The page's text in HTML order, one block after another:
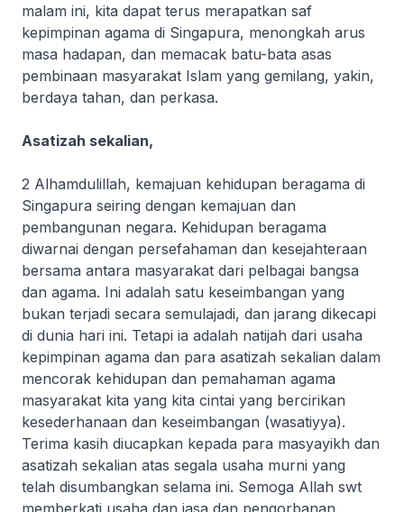
malam ini, kita dapat terus merapatkan saf
kepimpinan agama di Singapura, menongkah arus
masa hadapan, dan memacak batu-bata asas
pembinaan masyarakat Islam yang gemilang, yakin,
berdaya tahan, dan perkasa.
Asatizah sekalian,
2 Alhamdulillah, kemajuan kehidupan beragama di
Singapura seiring dengan kemajuan dan
pembangunan negara. Kehidupan beragama
diwarnai dengan persefahaman dan kesejahteraan
bersama antara masyarakat dari pelbagai bangsa
dan agama. Ini adalah satu keseimbangan yang
bukan terjadi secara semulajadi, dan jarang dikecapi
di dunia hari ini. Tetapi ia adalah natijah dari usaha
kepimpinan agama dan para asatizah sekalian dalam
mencorak kehidupan dan pemahaman agama
masyarakat kita yang kita cintai yang bercirikan
kesederhanaan dan keseimbangan (wasatiyya).
Terima kasih diucapkan kepada para masyayikh dan
asatizah sekalian atas segala usaha murni yang
telah disumbangkan selama ini. Semoga Allah swt
memberkati usaha dan jasa dan pengorbanan